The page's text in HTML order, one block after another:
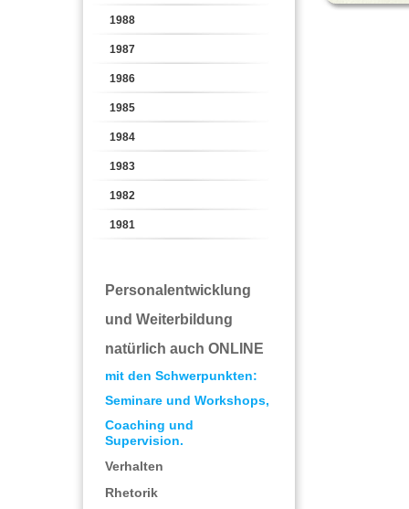
1988
1987
1986
1985
1984
1983
1982
1981
Personalentwicklung
und Weiterbildung
natürlich auch ONLINE
mit den Schwerpunkten:
Seminare und Workshops,
Coaching und
Supervision.
Verhalten
Rhetorik